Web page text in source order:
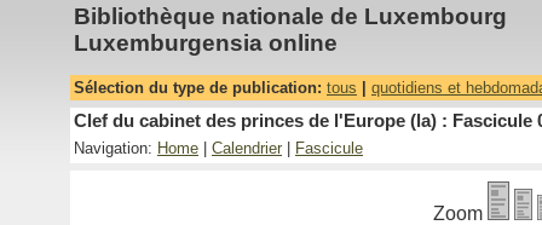
Bibliothèque nationale de Luxembourg
Luxemburgensia online
Sélection du type de publication: tous quotidiens et
Clef du cabinet des princes de l'Europe (la) : Fascicule
Navigation: Home Calendrier Fascicule
Zoom